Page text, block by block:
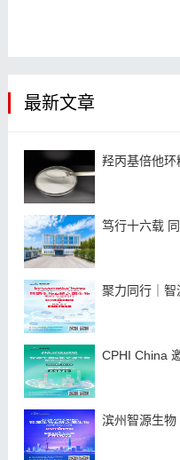
最新文章
羟丙基倍他
笃行十六载
聚力同行｜智
CPHI China
滨州智源生